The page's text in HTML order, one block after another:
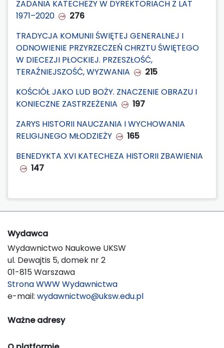
ZADANIA KATECHEZY W DYREKTORIACH Z LAT
1971–2020
276
TRADYCJA KOMUNII ŚWIĘTEJ GENERALNEJ I
ODNOWIENIE PRZYRZECZEŃ CHRZTU ŚWIĘTEGO
W DIECEZJI PŁOCKIEJ. PRZESZŁOŚĆ,
TERAŹNIEJSZOŚĆ, WYZWANIA
215
KOŚCIÓŁ JAKO LUD BOŻY. ZNACZENIE OBRAZU I
KONIECZNE ZASTRZEŻENIA
197
ZARYS HISTORII NAUCZANIA I WYCHOWANIA
RELIGIJNEGO MŁODZIEŻY
165
BENEDYKTA XVI KATECHEZA HISTORII ZBAWIENIA
147
Wydawca
Wydawnictwo Naukowe UKSW
ul. Dewajtis 5, domek nr 2
01-815 Warszawa
Strona WWW Wydawnictwa
e-mail: wydawnictwo@uksw.edu.pl
Ważne adresy